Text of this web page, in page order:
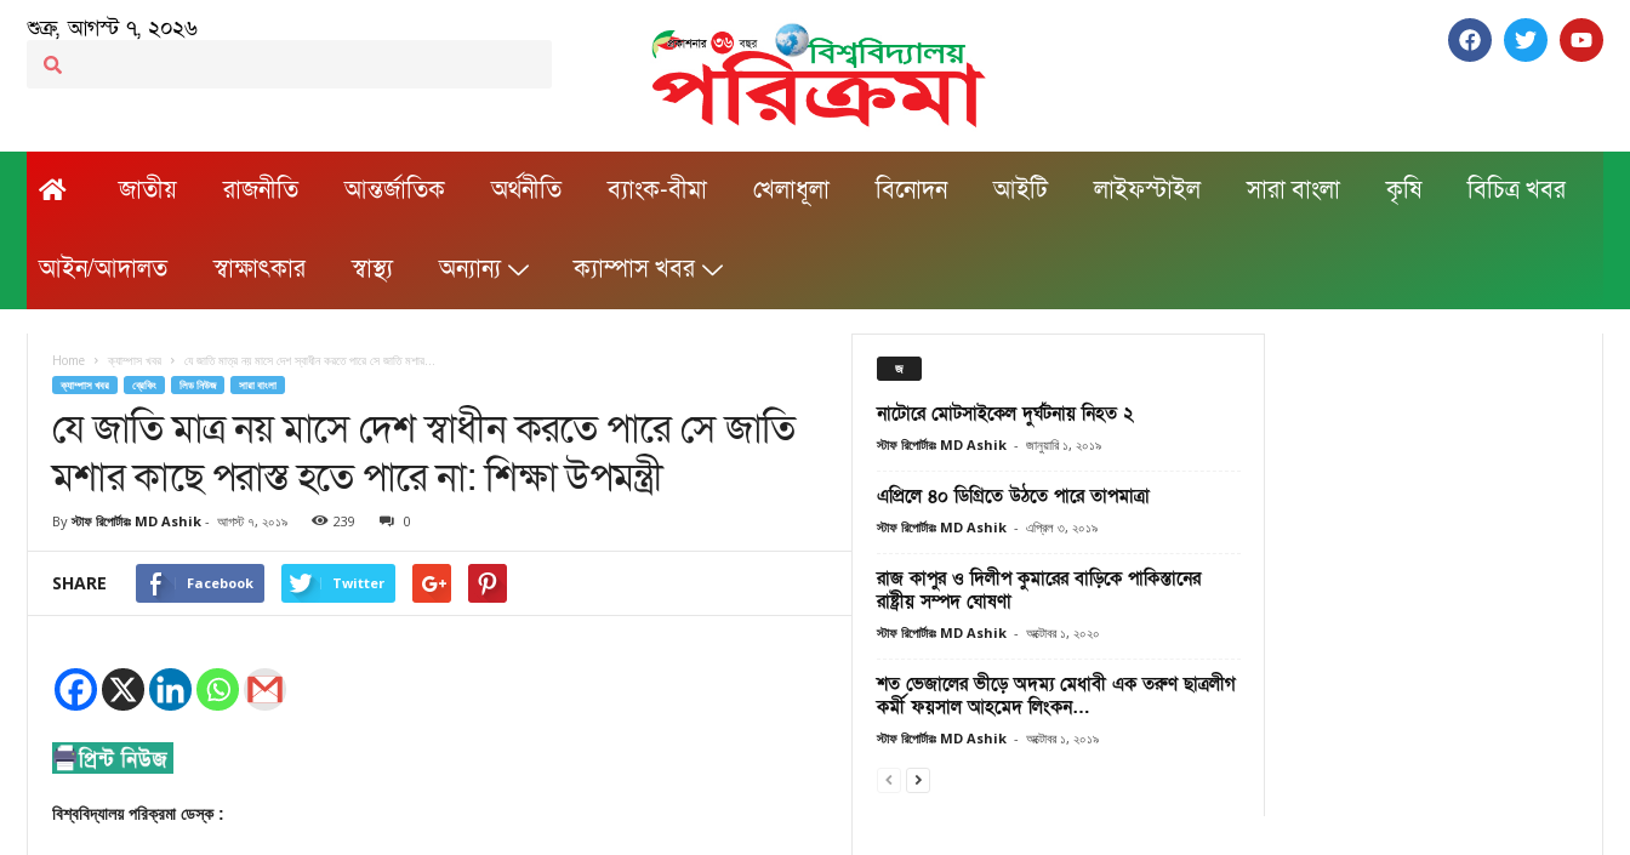
শুক্র, আগস্ট ৭, ২০২৬
জাতীয় রাজনীতি আন্তর্জাতিক অর্থনীতি ব্যাংক-বীমা খেলাধূলা বিনোদন আইটি লাইফস্টাইল সারা বাংলা কৃষি বিচিত্র খবর
আইন/আদালত স্বাক্ষাৎকার স্বাস্থ্য অন্যান্য ক্যাম্পাস খবর
Home ক্যাম্পাস খবর যে জাতি মাত্র নয় মাসে দেশ স্বাধীন করতে পারে সে জাতি মশার...
ক্যাম্পাস খবর ব্রেকিং লিড নিউজ সারা বাংলা
যে জাতি মাত্র নয় মাসে দেশ স্বাধীন করতে পারে সে জাতি
মশার কাছে পরাস্ত হতে পারে না: শিক্ষা উপমন্ত্রী
By স্টাফ রিপোর্টারঃ MD Ashik - আগস্ট ৭, ২০১৯ 239 0
SHARE Facebook Twitter
বিশ্ববিদ্যালয় পরিক্রমা ডেস্ক :
জ
নাটোরে মোটসাইকেল দুর্ঘটনায় নিহত ২
স্টাফ রিপোর্টারঃ MD Ashik - জানুয়ারি ১, ২০১৯
এপ্রিলে ৪০ ডিগ্রিতে উঠতে পারে তাপমাত্রা
স্টাফ রিপোর্টারঃ MD Ashik - এপ্রিল ৩, ২০১৯
রাজ কাপুর ও দিলীপ কুমারের বাড়িকে পাকিস্তানের
রাষ্ট্রীয় সম্পদ ঘোষণা
স্টাফ রিপোর্টারঃ MD Ashik - অক্টোবর ১, ২০২০
শত ভেজালের ভীড়ে অদম্য মেধাবী এক তরুণ ছাত্রলীগ
কর্মী ফয়সাল আহমেদ লিংকন…
স্টাফ রিপোর্টারঃ MD Ashik - অক্টোবর ১, ২০১৯